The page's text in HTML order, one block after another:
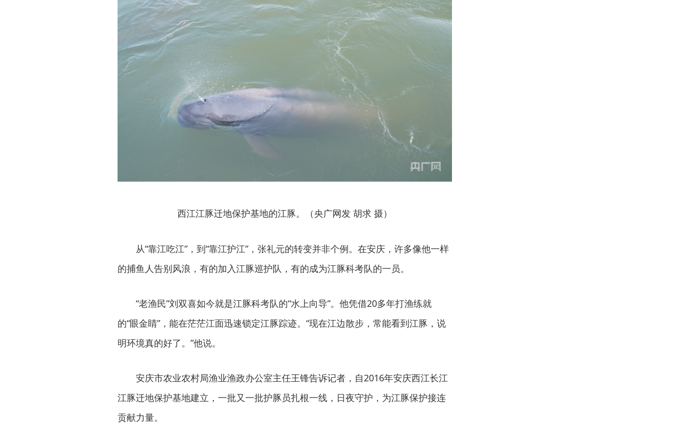
西江江豚迁地保护基地的江豚。（央广网发 胡求 摄）
从“靠江吃江”，到“靠江护江”，张礼元的转变并非个例。在安庆，许多像他一样
的捕鱼人告别风浪，有的加入江豚巡护队，有的成为江豚科考队的一员。
“老渔民”刘双喜如今就是江豚科考队的“水上向导”。他凭借20多年打渔练就
的“眼金睛”，能在茫茫江面迅速锁定江豚踪迹。“现在江边散步，常能看到江豚，说
明环境真的好了。”他说。
安庆市农业农村局渔业渔政办公室主任王锋告诉记者，自2016年安庆西江长江
江豚迁地保护基地建立，一批又一批护豚员扎根一线，日夜守护，为江豚保护接连
贡献力量。